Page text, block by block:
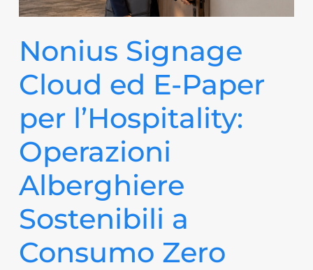
Nonius Signage
Cloud ed E-Paper
per l’Hospitality:
Operazioni
Alberghiere
Sostenibili a
Consumo Zero